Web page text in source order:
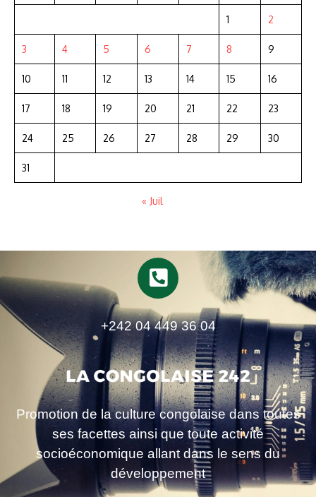
1 2
3 4 5 6 7 8 9
10 11 12 13 14 15 16
17 18 19 20 21 22 23
24 25 26 27 28 29 30
31
« Juil
+242 04 449 36 04
Promotion de la culture congolaise dans toutes
ses facettes ainsi que toute activité
socioéconomique allant dans le sens du
développement